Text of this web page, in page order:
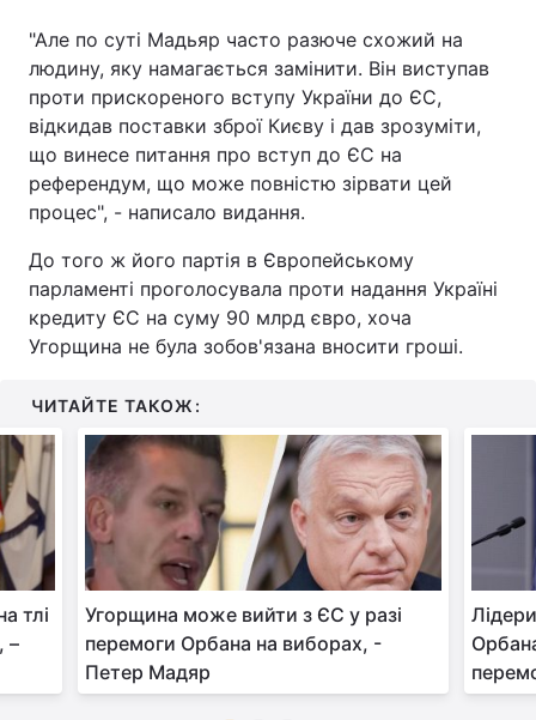
"Але по суті Мадьяр часто разюче схожий на
людину, яку намагається замінити. Він виступав
проти прискореного вступу України до ЄС,
відкидав поставки зброї Києву і дав зрозуміти,
що винесе питання про вступ до ЄС на
референдум, що може повністю зірвати цей
процес", - написало видання.
До того ж його партія в Європейському
парламенті проголосувала проти надання Україні
кредиту ЄС на суму 90 млрд євро, хоча
Угорщина не була зобов'язана вносити гроші.
ЧИТАЙТЕ ТАКОЖ:
тлі
–
Угорщина може вийти з ЄС у разі
перемоги Орбана на виборах, -
Петер Мадяр